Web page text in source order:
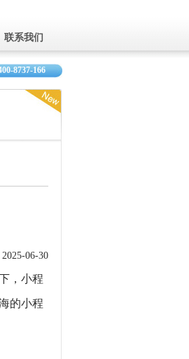
联系我们
8737-166
06-30
，小程
的小程